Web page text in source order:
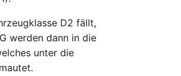
D2 fällt,
werden dann in die
unter die